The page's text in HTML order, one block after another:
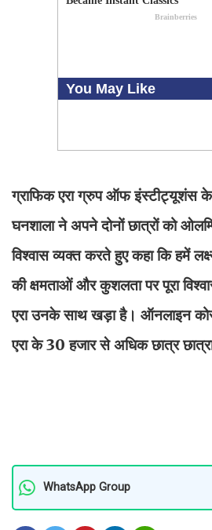
ग्राफिक एरा ग्रुप ऑफ इंस्टीट्यूशंस
घनशाला ने अपने दोनों छात्रों को
विश्वास व्यक्त करते हुए कहा कि हमें
की क्षमताओं और कुशलता पर पूरा
एरा उनके साथ खड़ा है। ऑनलाइन
एरा के 30 हजार से अधिक छात्र
WhatsApp Group